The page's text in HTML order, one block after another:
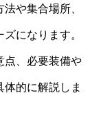
や集合場所、
になります。
点、必要装備や
的に解説しま